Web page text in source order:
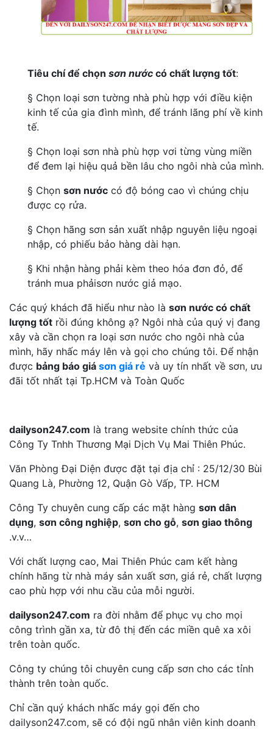
Tiêu chí để chọn sơn nước có chất lượng tốt:
§ Chọn loại sơn tường nhà phù hợp với điều kiện
kinh tế của gia đình mình, để tránh lãng phí về kinh
tế.
§ Chọn loại sơn nhà phù hợp vơi từng vùng miền
để đem lại hiệu quả bền lâu cho ngôi nhà của mình.
§ Chọn sơn nước có độ bóng cao vì chúng chịu
được cọ rửa.
§ Chọn hãng sơn sản xuất nhập nguyên liệu ngoại
nhập, có phiếu bảo hàng dài hạn.
§ Khi nhận hàng phải kèm theo hóa đơn đỏ, để
tránh mua phảisơn nước giả mạo.
Các quý khách đã hiểu như nào là sơn nước có chất
lượng tốt rồi đúng không ạ? Ngôi nhà của quý vị đang
xây và cần chọn ra loại sơn nước cho ngôi nhà của
mình, hãy nhấc máy lên và gọi cho chúng tôi. Để nhận
được bảng báo giá sơn giá rẻ và uy tín nhất về sơn, ưu
đãi tốt nhất tại Tp.HCM và Toàn Quốc
dailyson247.com là trang website chính thức của
Công Ty Tnhh Thương Mại Dịch Vụ Mai Thiên Phúc.
Văn Phòng Đại Diện được đặt tại địa chỉ : 25/12/30 Bùi
Quang Là, Phường 12, Quận Gò Vấp, TP. HCM
Công Ty chuyên cung cấp các mặt hàng sơn dân
dụng, sơn công nghiệp, sơn cho gỗ, sơn giao thông
.v.v…
Với chất lượng cao, Mai Thiên Phúc cam kết hàng
chính hãng từ nhà máy sản xuất sơn, giá rẻ, chất lượng
cao phù hợp với nhu cầu của mỗi người.
dailyson247.com ra đời nhằm để phục vụ cho mọi
công trình gần xa, từ đô thị đến các miền quê xa xôi
trên toàn quốc.
Công ty chúng tôi chuyên cung cấp sơn cho các tỉnh
thành trên toàn quốc.
Chỉ cần quý khách nhấc máy gọi đến cho
dailyson247.com, sẽ có đội ngũ nhân viên kinh doanh